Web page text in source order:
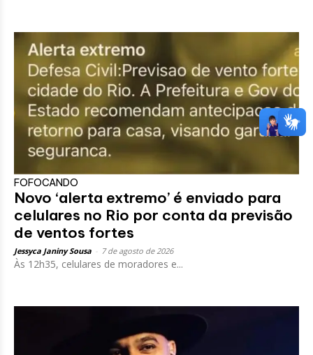
FOFOCANDO
Novo ‘alerta extremo’ é enviado para
celulares no Rio por conta da previsão
de ventos fortes
Jessyca Janiny Sousa 7 de agosto de 2026
Às 12h35, celulares de moradores e...